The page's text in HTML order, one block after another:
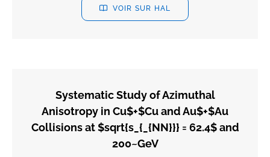
VOIR SUR HAL
Systematic Study of Azimuthal
Anisotropy in Cu$+$Cu and Au$+$Au
Collisions at $sqrt{s_{_{NN}}} = 62.4$ and
200~GeV